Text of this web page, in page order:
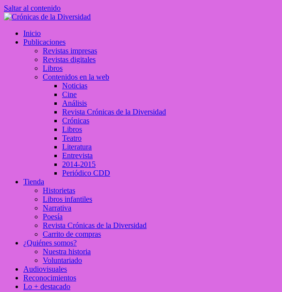
Saltar al contenido
Crónicas de la Diversidad
Plataforma de comunicaciones sobre temas de cultura LGTB+ peruana
Inicio
Publicaciones
Revistas impresas
Revistas digitales
Libros
Contenidos en la web
Noticias
Cine
Análisis
Revista Crónicas de la Diversidad
Crónicas
Libros
Teatro
Literatura
Entrevista
2014-2015
Periódico CDD
Tienda
Historietas
Libros infantiles
Narrativa
Poesía
Revista Crónicas de la Diversidad
Carrito de compras
¿Quiénes somos?
Nuestra historia
Voluntariado
Audiovisuales
Reconocimientos
Lo + destacado